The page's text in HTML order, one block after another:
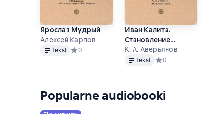
Ярослав Мудрый
Алексей Карпов
TekstTekst Средний рейтинг 0 на основе 0 оценок
0
Иван Калита.
Становление
Московского
княжества
К. А. Аверьянов
TekstTekst Средний
0
Popularne audiobooki